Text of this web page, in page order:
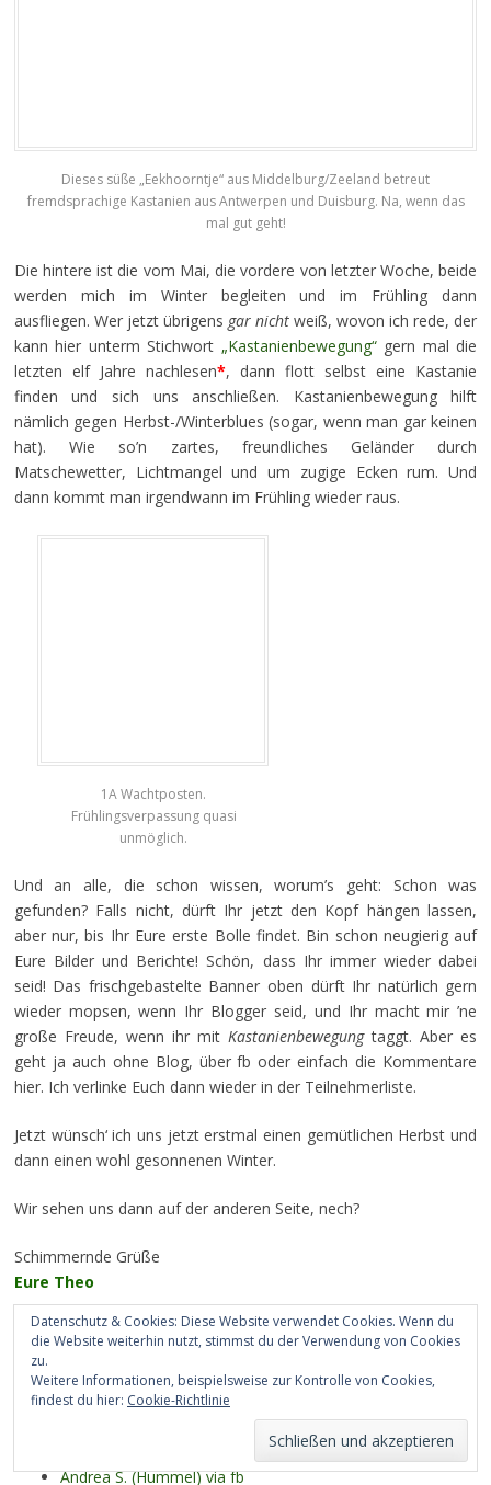
Dieses süße „Eekhoorntje“ aus Middelburg/Zeeland betreut
fremdsprachige Kastanien aus Antwerpen und Duisburg. Na, wenn das
mal gut geht!
Die hintere ist die vom Mai, die vordere von letzter Woche, beide
werden mich im Winter begleiten und im Frühling dann
ausfliegen. Wer jetzt übrigens gar nicht weiß, wovon ich rede, der
kann hier unterm Stichwort „Kastanienbewegung“gern mal die
letzten elf Jahre nachlesen*, dann flott selbst eine Kastanie
finden und sich uns anschließen. Kastanienbewegung hilft
nämlich gegen Herbst-/Winterblues (sogar, wenn man gar keinen
hat). Wie so’n zartes, freundliches Geländer durch
Matschewetter, Lichtmangel und um zugige Ecken rum. Und
dann kommt man irgendwann im Frühling wieder raus.
1A Wachtposten.
Frühlingsverpassung quasi
unmöglich.
Und an alle, die schon wissen, worum’s geht: Schon was
gefunden? Falls nicht, dürft Ihr jetzt den Kopf hängen lassen,
aber nur, bis Ihr Eure erste Bolle findet. Bin schon neugierig auf
Eure Bilder und Berichte! Schön, dass Ihr immer wieder dabei
seid! Das frischgebastelte Banner oben dürft Ihr natürlich gern
wieder mopsen, wenn Ihr Blogger seid, und Ihr macht mir ’ne
große Freude, wenn ihr mit Kastanienbewegungtaggt. Aber es
geht ja auch ohne Blog, über fb oder einfach die Kommentare
hier. Ich verlinke Euch dann wieder in der Teilnehmerliste.
Jetzt wünsch‘ ich uns jetzt erstmal einen gemütlichen Herbst und
dann einen wohl gesonnenen Winter.
Wir sehen uns dann auf der anderen Seite, nech?
Schimmernde Grüße
Eure Theo
Diesjährige Teilnehmer:
Andrea S. (Hummel) via fb
Datenschutz & Cookies: Diese Website verwendet Cookies. Wenn du
die Website weiterhin nutzt, stimmst du der Verwendung von Cookies
zu.
Weitere Informationen, beispielsweise zur Kontrolle von Cookies,
findest du hier: Cookie-Richtlinie